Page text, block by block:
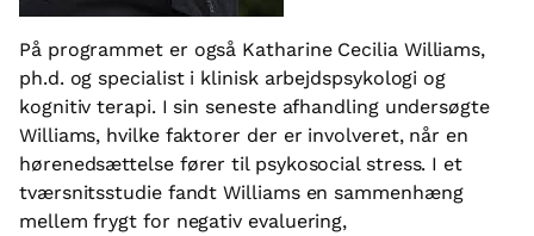
På programmet er også Katharine Cecilia Williams,
ph.d. og specialist i klinisk arbejdspsykologi og
kognitiv terapi. I sin seneste afhandling undersøgte
Williams, hvilke faktorer der er involveret, når en
hørenedsættelse fører til psykosocial stress. I et
tværsnitsstudie fandt Williams en sammenhæng
mellem frygt for negativ evaluering,